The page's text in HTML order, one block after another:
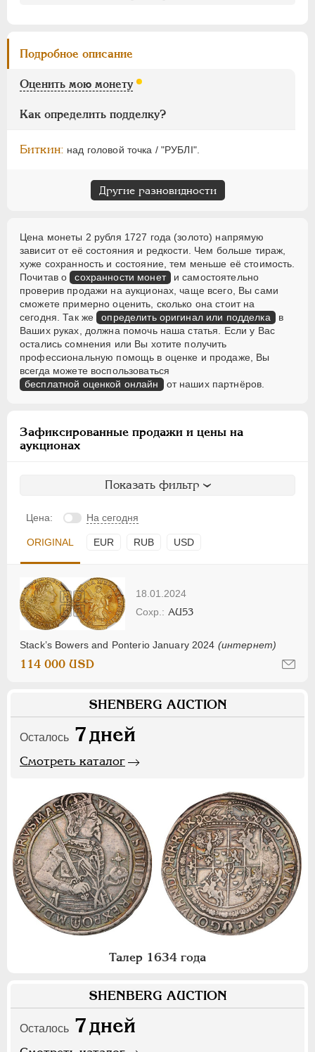
Литература и редкость
Ильин: 25 рублей (№1)
Петрунин: не вошла в описание
Семёнов
Подробное описание
Оценить мою монету
Как определить подделку?
Биткин: над головой точка / "РУБЛI".
Другие разновидности
Цена монеты 2 рубля 1727 года (золото) напрямую
зависит от её состояния и редкости. Чем больше тираж,
хуже сохранность и состояние, тем меньше её стоимость.
Почитав о сохранности монет и самостоятельно
проверив продажи на аукционах, чаще всего, Вы сами
сможете примерно оценить, сколько она стоит на
сегодня. Так же определить оригинал или подделка в
Ваших руках, должна помочь наша статья. Если у Вас
остались сомнения или Вы хотите получить
профессиональную помощь в оценке и продаже, Вы
всегда можете воспользоваться
бесплатной оценкой онлайн от наших партнёров.
Зафиксированные продажи и цены на
аукционах
Показать фильтр
Цена: На сегодня
ORIGINAL EUR RUB USD
18.01.2024
Stack’s Bowers and Ponterio January 2024 (интернет)
AU53
114 000 USD
SHENBERG AUCTION
Осталось 7дней
Смотреть каталог
Талер 1634 года
SHENBERG AUCTION
Осталось 7дней